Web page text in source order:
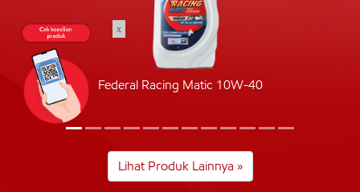
Federal Racing Matic 10W-40
Lihat Produk Lainnya »
x